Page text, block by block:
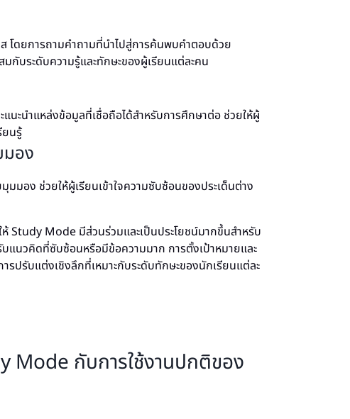
โดยการถามคำถามที่นำไปสู่การค้นพบคำตอบด้วย
มกับระดับความรู้และทักษะของผู้เรียนแต่ละคน
นะนำแหล่งข้อมูลที่เชื่อถือได้สำหรับการศึกษาต่อ ช่วยให้ผู้
ยนรู้
มอง
มอง ช่วยให้ผู้เรียนเข้าใจความซับซ้อนของประเด็นต่าง
Study Mode มีส่วนร่วมและเป็นประโยชน์มากขึ้นสำหรับ
แนวคิดที่ซับซ้อนหรือมีข้อความมาก การตั้งเป้าหมายและ
ปรับแต่งเชิงลึกที่เหมาะกับระดับทักษะของนักเรียนแต่ละ
Mode กับการใช้งานปกติของ